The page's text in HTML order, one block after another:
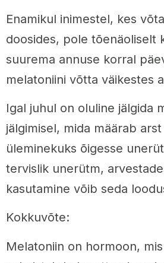
Enamikul inimestel, kes
doosides, pole tõenäoliselt
suurema annuse korral
melatoniini võtta väikestes
Igal juhul on oluline jälgida
jälgimisel, mida määrab
üleminekuks õigesse
tervislik unerütm,
kasutamine võib seda
Kokkuvõte:
Melatoniin on hormoon,